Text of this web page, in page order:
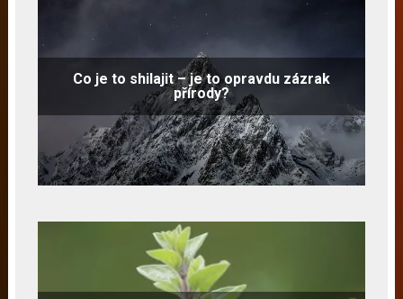
Co je to shilajit – je to opravdu zázrak
přírody?